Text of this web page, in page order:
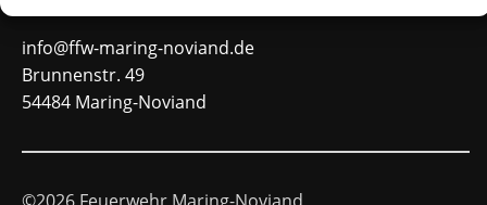
info@ffw-maring-noviand.de
Brunnenstr. 49
54484 Maring-Noviand
©2026 Feuerwehr Maring-Noviand